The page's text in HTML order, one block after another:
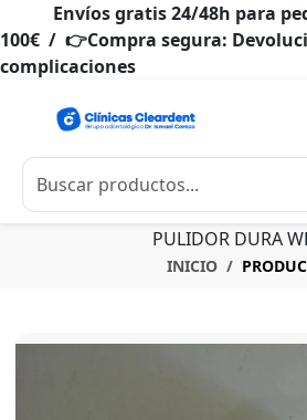
Envíos gratis 24/48h para
100€ / 👉Compra segura:
complicaciones
PULIDOR DURA
INICIO